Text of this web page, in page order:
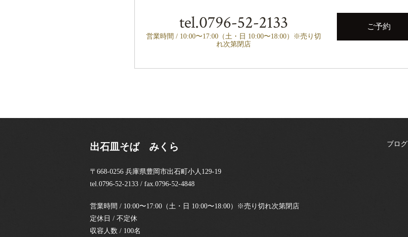
tel.0796-52-2133
営業時間 / 10:00〜17:00（土・日 10:00〜18:00）※売り切
れ次第閉店
ご予約
出石皿そば みくら
〒668-0256 兵庫県豊岡市出石町小人129-19
tel.0796-52-2133 / fax.0796-52-4848
営業時間 / 10:00〜17:00（土・日 10:00〜18:00）※売り切れ次第閉店
定休日 / 不定休
収容人数 / 100名
ブログ